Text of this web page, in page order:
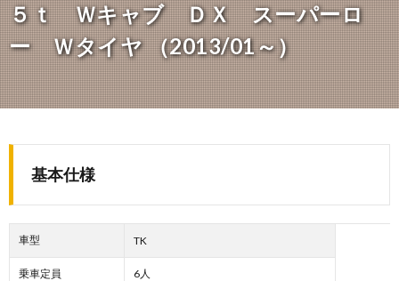
５ｔ Ｗキャブ ＤＸ スーパーロ
ー Ｗタイヤ （2013/01～）
基本仕様
車型 TK
乗車定員 6人